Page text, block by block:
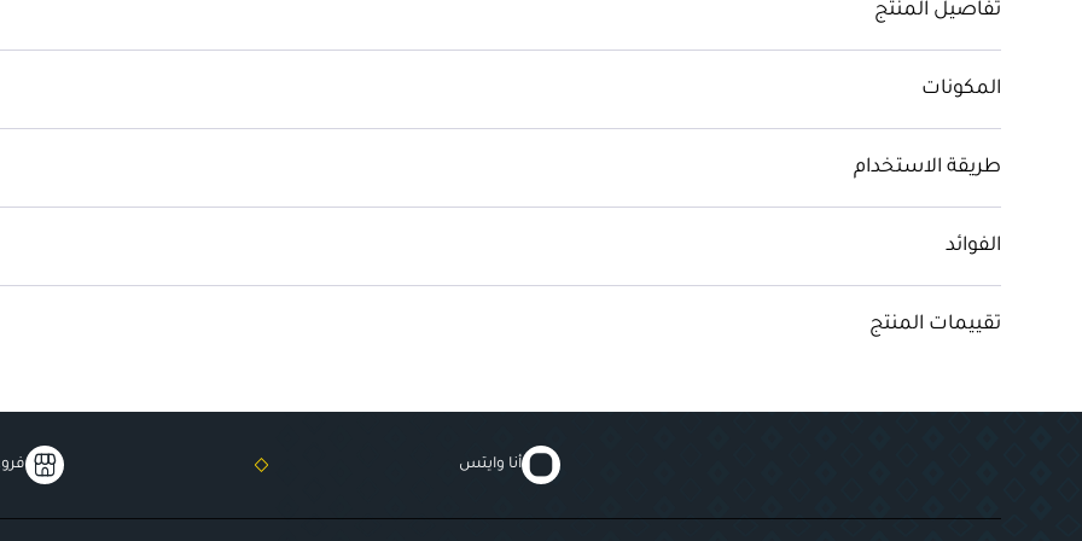
تفاصيل المنتج
المكونات
طريقة الاستخدام
الفوائد
تقييمات المنتج
أنا وايتس